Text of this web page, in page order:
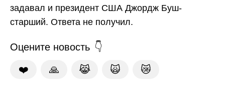
задавал и президент США Джордж Буш-
старший. Ответа не получил.
Оцените новость
❤️ 🙏 😹 🙀 😿